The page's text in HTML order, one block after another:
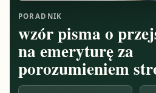
PORADNIK
wzór pisma o
na emeryturę za
porozumieniem